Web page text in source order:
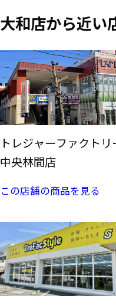
大和店から近い
トレジャーファクトリ
中央林間店
この店舗の商品を見る